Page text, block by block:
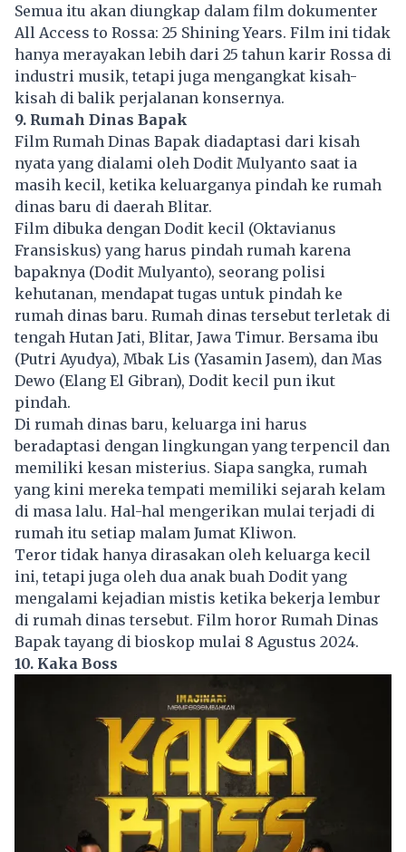
Semua itu akan diungkap dalam film dokumenter
All Access to Rossa: 25 Shining Years. Film ini tidak
hanya merayakan lebih dari 25 tahun karir Rossa di
industri musik, tetapi juga mengangkat kisah-
kisah di balik perjalanan konsernya.
9. Rumah Dinas Bapak
Film Rumah Dinas Bapak diadaptasi dari kisah
nyata yang dialami oleh Dodit Mulyanto saat ia
masih kecil, ketika keluarganya pindah ke rumah
dinas baru di daerah Blitar.
Film dibuka dengan Dodit kecil (Oktavianus
Fransiskus) yang harus pindah rumah karena
bapaknya (Dodit Mulyanto), seorang polisi
kehutanan, mendapat tugas untuk pindah ke
rumah dinas baru. Rumah dinas tersebut terletak di
tengah Hutan Jati, Blitar, Jawa Timur. Bersama ibu
(Putri Ayudya), Mbak Lis (Yasamin Jasem), dan Mas
Dewo (Elang El Gibran), Dodit kecil pun ikut
pindah.
Di rumah dinas baru, keluarga ini harus
beradaptasi dengan lingkungan yang terpencil dan
memiliki kesan misterius. Siapa sangka, rumah
yang kini mereka tempati memiliki sejarah kelam
di masa lalu. Hal-hal mengerikan mulai terjadi di
rumah itu setiap malam Jumat Kliwon.
Teror tidak hanya dirasakan oleh keluarga kecil
ini, tetapi juga oleh dua anak buah Dodit yang
mengalami kejadian mistis ketika bekerja lembur
di rumah dinas tersebut. Film horor Rumah Dinas
Bapak tayang di bioskop mulai 8 Agustus 2024.
10. Kaka Boss